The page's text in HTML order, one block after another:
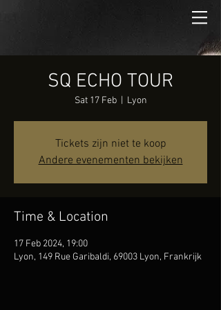
SQ ECHO TOUR
Sat 17 Feb
  |
Lyon
Tickets zijn niet te koop
Andere evenementen bekijken
Time & Location
17 Feb 2024, 19:00
Lyon, 149 Rue Garibaldi, 69003 Lyon, Frankrijk